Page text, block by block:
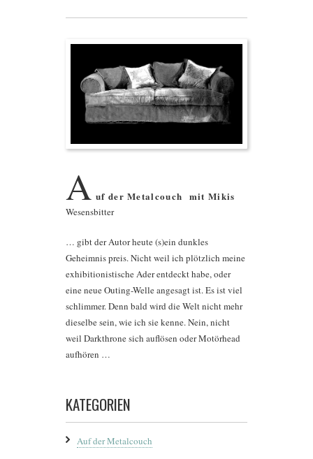
A uf der Metalcouch mit Mikis
Wesensbitter
… gibt der Autor heute (s)ein dunkles
Geheimnis preis. Nicht weil ich plötzlich meine
exhibitionistische Ader entdeckt habe, oder
eine neue Outing-Welle angesagt ist. Es ist viel
schlimmer. Denn bald wird die Welt nicht mehr
dieselbe sein, wie ich sie kenne. Nein, nicht
weil Darkthrone sich auflösen oder Motörhead
aufhören …
KATEGORIEN
Auf der Metalcouch